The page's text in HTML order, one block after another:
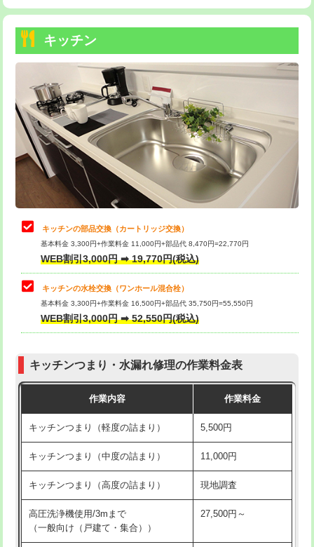
持込商品取付（普通便座⇔温水洗浄便
22,000円
給水管工事※（ホール加工)
給水管工事※（バンド止め) 3,300円
給水管工事※（支持金具設置) 5,500円
給水管工事※（保温材使用（バンド止
め込み）)
5,500円
給水管工事※（土の掘削・埋め戻し作
11,000円
給水管工事※（塩ビ管（VP・HI）使
用/3ｍまで)
給水管工事※（塩ビ管（VP・HI）使
用（追加）/3ｍ超え)
給水管工事※（ライニング鋼管・銅
管・ポリ管・HT管使用/3ｍまで)
44,000円
管・ポリ管・HT管使用/3ｍ超え)
排水管工事（土の掘削・埋め戻し作
11,000円~
排水管工事（排水管工事/3ｍまで） 55,000円
排水管工事（追加 排水管工事/3ｍ超
+11,000円
マス交換（土の掘削・埋め戻し作業）
マス交換（深さ50㎝未満）
トーラー機使用/3mまで
追加トーラー機使用/3m超え +3,300円
カメラ調査 33,000円
桝清掃 8,800円
止水・漏水調査・防水処理・清掃・修
理・調整・分解・加工など（軽作業）
11,000円
止水・漏水調査・防水処理・清掃・修
理・調整・分解・加工など（中作業）
22,000円
止水・漏水調査・防水処理・清掃・修
理・調整・分解・加工など（重作業）
33,000円
お風呂タンク脱着
その他部品の脱着
式・ワンホール）)
交換・取付(排水栓・排水トラップ
22,000円+材料費
持込商品取付（単水栓）
キッチン
キッチンの部品交換（カートリッジ交換）
基本料金 3,300円+作業料金 11,000円+部品代 8,470円=22,770円
WEB割引3,000円 ➡ 19,770円(税込)
キッチンの水栓交換（ワンホール混合栓）
基本料金 3,300円+作業料金 16,500円+部品代 35,750円=55,550円
WEB割引3,000円 ➡ 52,550円(税込)
キッチンつまり・水漏れ修理の作業料金表
作業内容 作業料金
キッチンつまり（軽度の詰まり） 5,500円
キッチンつまり（中度の詰まり） 11,000円
キッチンつまり（高度の詰まり） 現地調査
高圧洗浄機使用/3mまで
（一般向け（戸建て・集合））
27,500円～